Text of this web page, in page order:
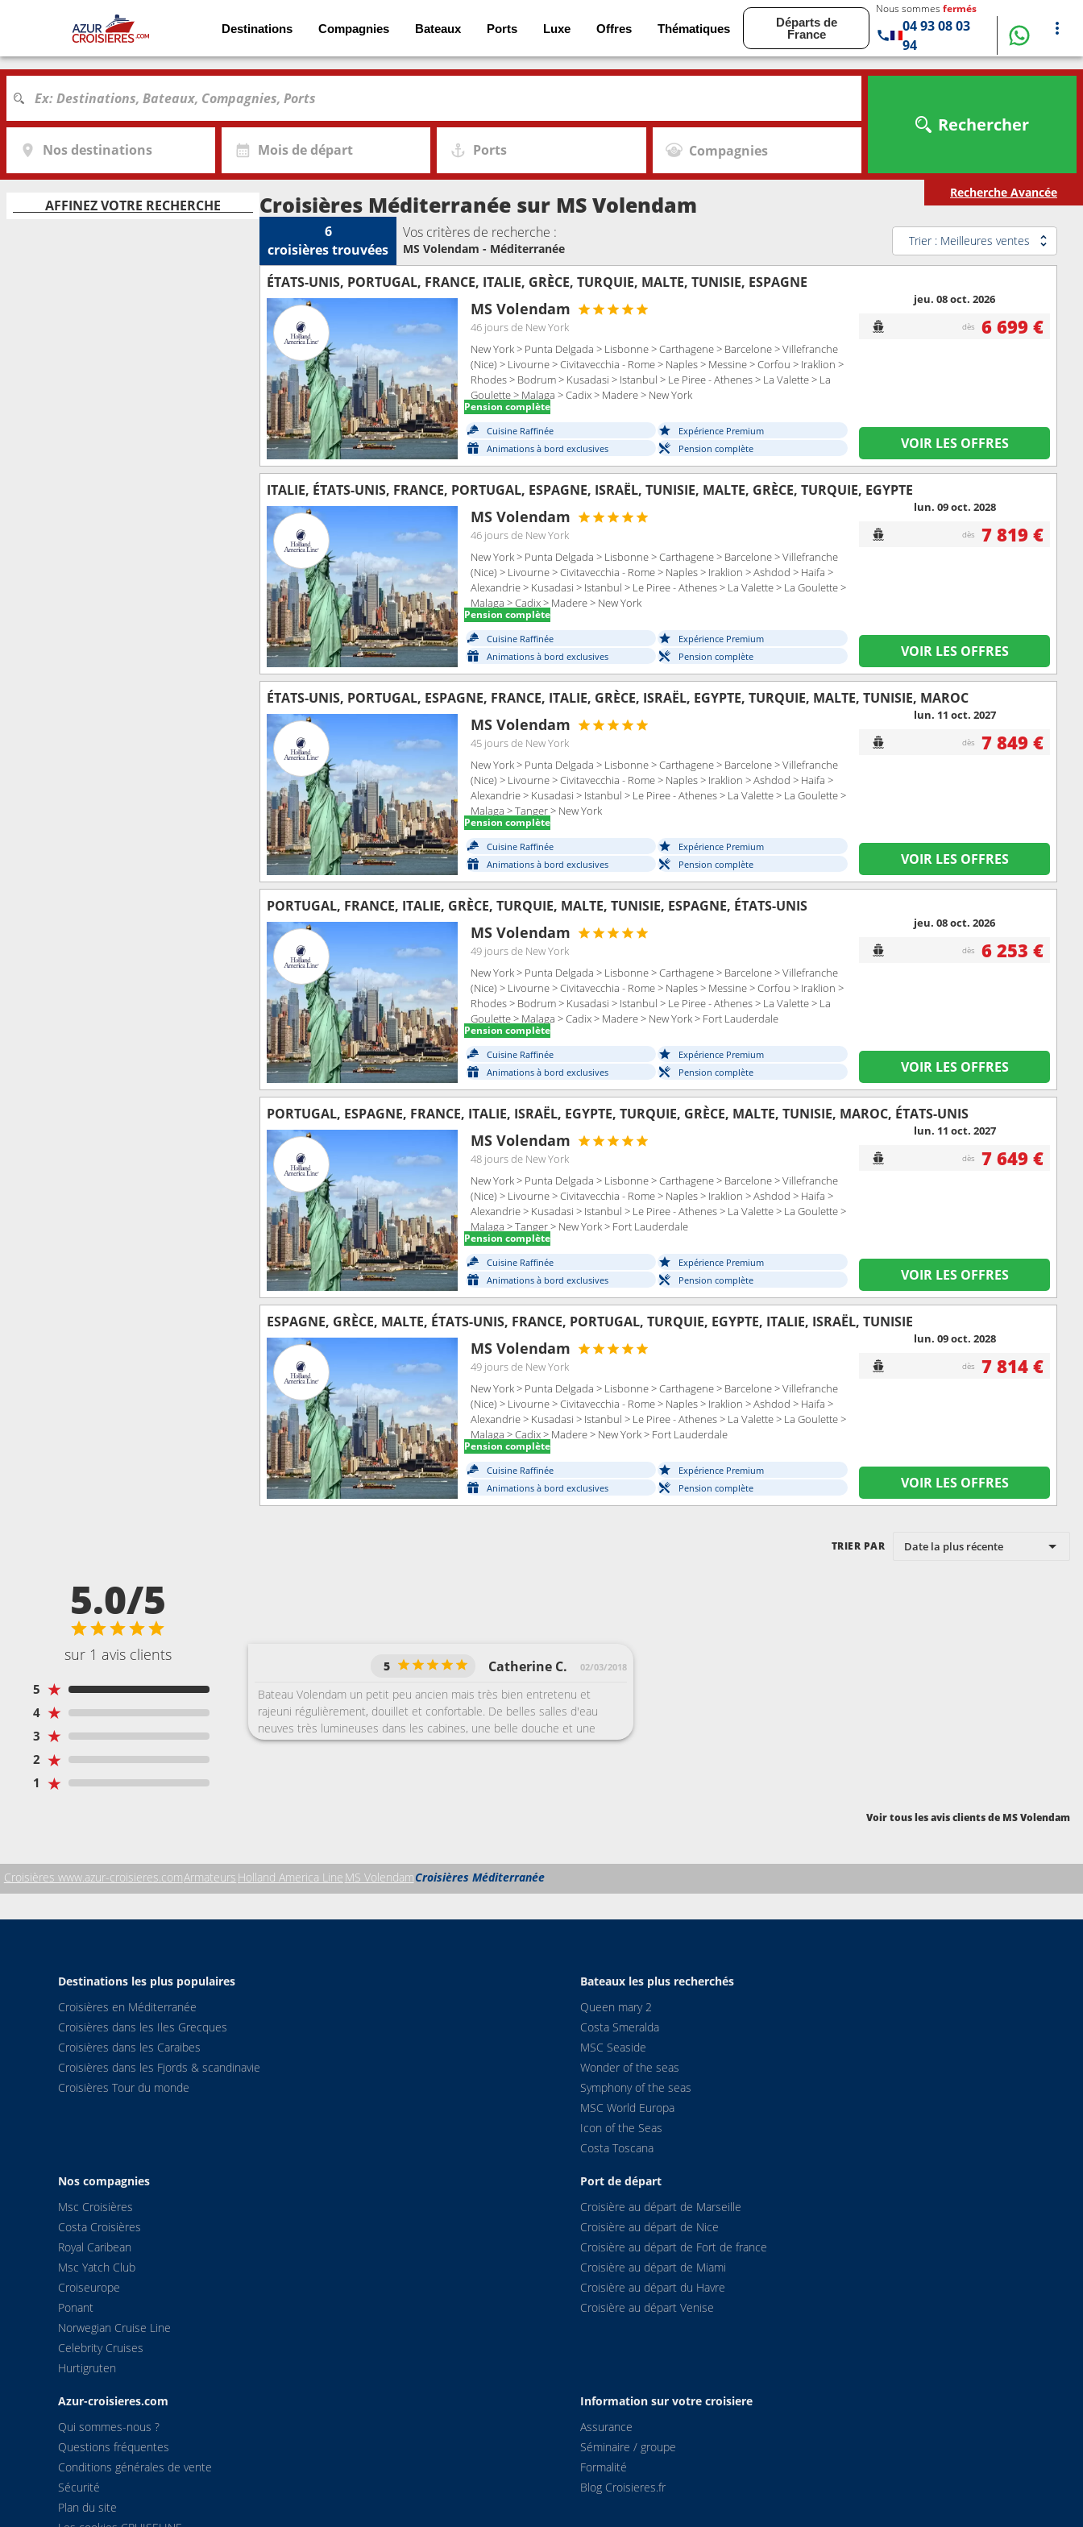
Destinations Compagnies Bateaux Ports Luxe Offres Thématiques
Départs de
France
Nous sommes fermés
04 93 08 03
94
Nos destinations Mois de départ Ports Compagnies
Rechercher
Recherche Avancée
AFFINEZ VOTRE RECHERCHE Croisières Méditerranée sur MS Volendam
6
croisièrestrouvées
Vos critères de recherche :
MS Volendam - Méditerranée
Trier : Meilleures ventes
ÉTATS-UNIS, PORTUGAL, FRANCE, ITALIE, GRÈCE, TURQUIE, MALTE, TUNISIE, ESPAGNE
MS Volendam
46 joursde New York
New York > Punta Delgada > Lisbonne > Carthagene > Barcelone > Villefranche
(Nice) > Livourne > Civitavecchia - Rome > Naples > Messine > Corfou > Iraklion >
Rhodes > Bodrum > Kusadasi > Istanbul > Le Piree - Athenes > La Valette > La
Goulette > Malaga > Cadix > Madere > New York
Pension complète
Cuisine Raffinée
Expérience Premium
Animations à bord exclusives
Pension complète
jeu. 08 oct. 2026
dès 6 699 €
VOIR LES OFFRES
ITALIE, ÉTATS-UNIS, FRANCE, PORTUGAL, ESPAGNE, ISRAËL, TUNISIE, MALTE, GRÈCE, TURQUIE, EGYPTE
MS Volendam
46 joursde New York
New York > Punta Delgada > Lisbonne > Carthagene > Barcelone > Villefranche
(Nice) > Livourne > Civitavecchia - Rome > Naples > Iraklion > Ashdod > Haifa >
Alexandrie > Kusadasi > Istanbul > Le Piree - Athenes > La Valette > La Goulette >
Malaga > Cadix > Madere > New York
Pension complète
Cuisine Raffinée
Expérience Premium
Animations à bord exclusives
Pension complète
lun. 09 oct. 2028
dès 7 819 €
VOIR LES OFFRES
ÉTATS-UNIS, PORTUGAL, ESPAGNE, FRANCE, ITALIE, GRÈCE, ISRAËL, EGYPTE, TURQUIE, MALTE, TUNISIE, MAROC
MS Volendam
45 joursde New York
New York > Punta Delgada > Lisbonne > Carthagene > Barcelone > Villefranche
(Nice) > Livourne > Civitavecchia - Rome > Naples > Iraklion > Ashdod > Haifa >
Alexandrie > Kusadasi > Istanbul > Le Piree - Athenes > La Valette > La Goulette >
Malaga > Tanger > New York
Pension complète
Cuisine Raffinée
Expérience Premium
Animations à bord exclusives
Pension complète
lun. 11 oct. 2027
dès 7 849 €
VOIR LES OFFRES
PORTUGAL, FRANCE, ITALIE, GRÈCE, TURQUIE, MALTE, TUNISIE, ESPAGNE, ÉTATS-UNIS
MS Volendam
49 joursde New York
New York > Punta Delgada > Lisbonne > Carthagene > Barcelone > Villefranche
(Nice) > Livourne > Civitavecchia - Rome > Naples > Messine > Corfou > Iraklion >
Rhodes > Bodrum > Kusadasi > Istanbul > Le Piree - Athenes > La Valette > La
Goulette > Malaga > Cadix > Madere > New York > Fort Lauderdale
Pension complète
Cuisine Raffinée
Expérience Premium
Animations à bord exclusives
Pension complète
jeu. 08 oct. 2026
dès 6 253 €
VOIR LES OFFRES
PORTUGAL, ESPAGNE, FRANCE, ITALIE, ISRAËL, EGYPTE, TURQUIE, GRÈCE, MALTE, TUNISIE, MAROC, ÉTATS-UNIS
MS Volendam
48 joursde New York
New York > Punta Delgada > Lisbonne > Carthagene > Barcelone > Villefranche
(Nice) > Livourne > Civitavecchia - Rome > Naples > Iraklion > Ashdod > Haifa >
Alexandrie > Kusadasi > Istanbul > Le Piree - Athenes > La Valette > La Goulette >
Malaga > Tanger > New York > Fort Lauderdale
Pension complète
Cuisine Raffinée
Expérience Premium
Animations à bord exclusives
Pension complète
lun. 11 oct. 2027
dès 7 649 €
VOIR LES OFFRES
ESPAGNE, GRÈCE, MALTE, ÉTATS-UNIS, FRANCE, PORTUGAL, TURQUIE, EGYPTE, ITALIE, ISRAËL, TUNISIE
MS Volendam
49 joursde New York
New York > Punta Delgada > Lisbonne > Carthagene > Barcelone > Villefranche
(Nice) > Livourne > Civitavecchia - Rome > Naples > Iraklion > Ashdod > Haifa >
Alexandrie > Kusadasi > Istanbul > Le Piree - Athenes > La Valette > La Goulette >
Malaga > Cadix > Madere > New York > Fort Lauderdale
Pension complète
Cuisine Raffinée
Expérience Premium
Animations à bord exclusives
Pension complète
lun. 09 oct. 2028
dès 7 814 €
VOIR LES OFFRES
TRIER PAR Date la plus récente
5.0/5
sur 1 avis clients
5 ★
4 ★
3 ★
2 ★
1 ★
Catherine C. 02/03/2018
5
Bateau Volendam un petit peu ancien mais très bien entretenu et
rajeuni régulièrement, douillet et confortable. De belles salles d'eau
neuves très lumineuses dans les cabines, une belle douche et une
porte en verre (mieux que la minuscule chez Oceania avec un rideau
Voir tous les avis clients de MS Volendam
Croisières www.azur-croisieres.comArmateurs Holland America Line MS VolendamCroisières Méditerranée
Destinations les plus populaires
Croisières en Méditerranée
Croisières dans les Iles Grecques
Croisières dans les Caraibes
Croisières dans les Fjords & scandinavie
Croisières Tour du monde
Bateaux les plus recherchés
Queen mary 2
Costa Smeralda
MSC Seaside
Wonder of the seas
Symphony of the seas
MSC World Europa
Icon of the Seas
Costa Toscana
Nos compagnies
Msc Croisières
Costa Croisières
Royal Caribean
Msc Yatch Club
Croiseurope
Ponant
Norwegian Cruise Line
Celebrity Cruises
Hurtigruten
Port de départ
Croisière au départ de Marseille
Croisière au départ de Nice
Croisière au départ de Fort de france
Croisière au départ de Miami
Croisière au départ du Havre
Croisière au départ Venise
Azur-croisieres.com
Qui sommes-nous ?
Questions fréquentes
Conditions générales de vente
Sécurité
Plan du site
Information sur votre croisiere
Assurance
Séminaire / groupe
Formalité
Blog Croisieres.fr